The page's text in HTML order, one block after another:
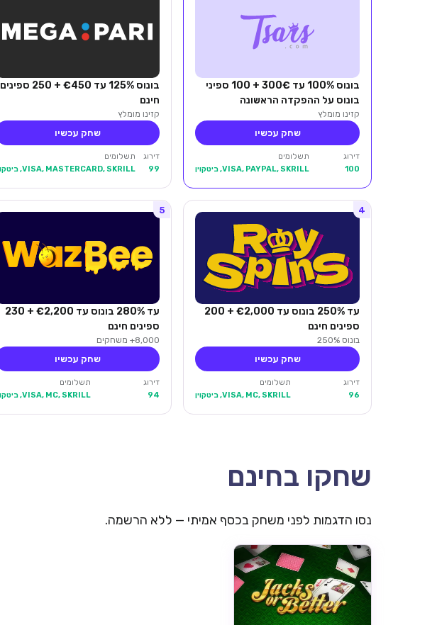
בונוס 100% עד 300€ + 100 ספיני
בונוס על ההפקדה הראשונה
קזינו מומלץ
שחק עכשיו
דירוג
100
תשלומים
VISA, PAYPAL, SKRILL, ביטקוין
בונוס 125% עד €450 + 250 ספינים
חינם
קזינו מומלץ
שחק עכשיו
דירוג
99
תשלומים
VISA, MASTERCARD, SKRILL, ביטקוין
4
עד 250% בונוס עד €2,000 + 200
ספינים חינם
בונוס 250%
שחק עכשיו
דירוג
96
תשלומים
VISA, MC, SKRILL, ביטקוין
5
עד 280% בונוס עד €2,200 + 230
ספינים חינם
8,000+ משחקים
שחק עכשיו
דירוג
94
תשלומים
VISA, MC, SKRILL, ביטקוין
שחקו בחינם
נסו הדגמות לפני משחק בכסף אמיתי — ללא הרשמה.